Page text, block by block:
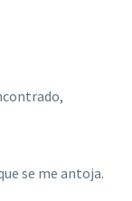
se me antoja.